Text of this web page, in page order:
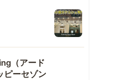
（アード
ピーセゾン